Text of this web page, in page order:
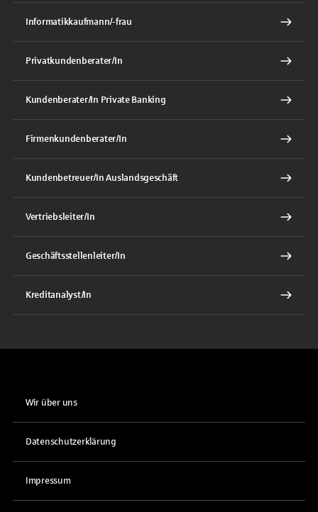
Informatikkaufmann/-frau
Privatkundenberater/In
Kundenberater/In Private Banking
Firmenkundenberater/In
Kundenbetreuer/In Auslandsgeschäft
Vertriebsleiter/In
Geschäftsstellenleiter/In
Kreditanalyst/In
Wir über uns
Datenschutzerklärung
Impressum